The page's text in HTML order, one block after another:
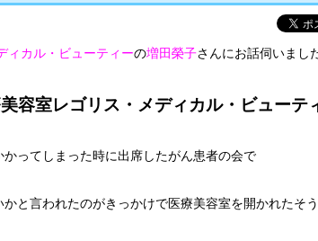
ィカル・ビューティーの増田榮子さんにお話伺いまし
容室レゴリス・メディカル・ビューテ
ってしまった時に出席したがん患者の会で
と言われたのがきっかけで医療美容室を開かれたそう